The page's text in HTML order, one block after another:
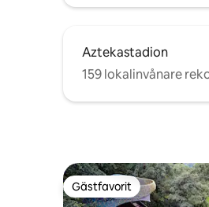
Aztekastadion
159 lokalinvånare
Gästfavorit
Gästfavorit